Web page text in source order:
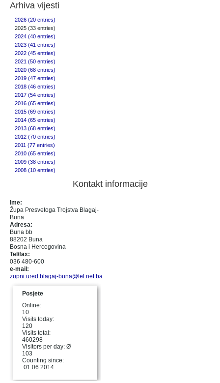
Arhiva vijesti
2026 (20 entries)
2025 (33 entries)
2024 (40 entries)
2023 (41 entries)
2022 (45 entries)
2021 (50 entries)
2020 (68 entries)
2019 (47 entries)
2018 (46 entries)
2017 (54 entries)
2016 (65 entries)
2015 (69 entries)
2014 (65 entries)
2013 (68 entries)
2012 (70 entries)
2011 (77 entries)
2010 (65 entries)
2009 (38 entries)
2008 (10 entries)
Kontakt informacije
Ime:
Župa Presvetoga Trojstva Blagaj-
Buna
Adresa:
Buna bb
88202 Buna
Bosna i Hercegovina
Tel/fax:
036 480-600
e-mail:
zupni.ured.blagaj-buna@tel.net.ba
Posjete
Online:
10
Visits today:
120
Visits total:
460298
Visitors per day: Ø
103
Counting since:
01.06.2014